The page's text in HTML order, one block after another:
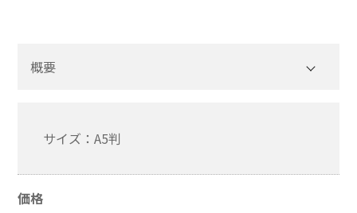
英文テキスト
調査報告書
機関誌「損保総研レポート」
概要
サイズ：A5判
価格